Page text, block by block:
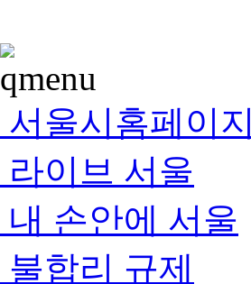
서울시홈페이지
라이브 서울
내 손안에 서울
불합리 규제